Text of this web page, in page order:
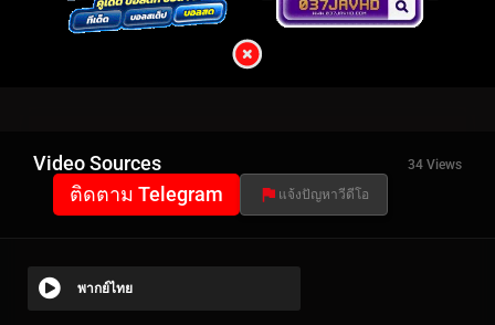
Video Sources 34 Views
ติดตาม Telegram แจ้งปัญหาวีดีโอ
พากย์ไทย